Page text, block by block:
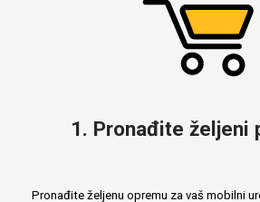
1. Pronađite željeni
Pronađite željenu opremu za vaš mobilni